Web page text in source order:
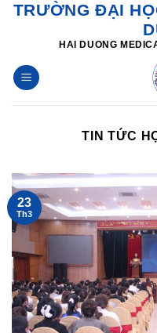
SkipTRƯỜNG ĐẠI
HAI DUONG
TIN TỨC
23
Th3